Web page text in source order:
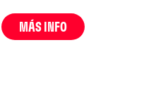
MÁS INFO